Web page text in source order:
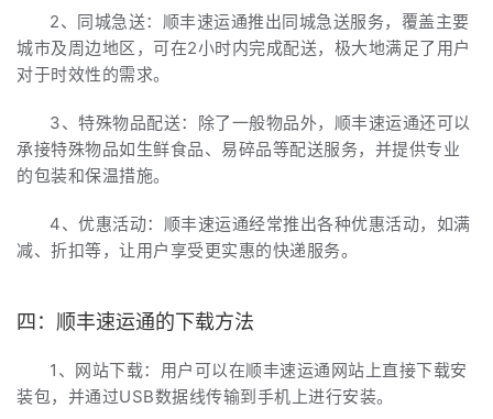
2、同城急送：顺丰速运通推出同城急送服务，覆盖主要
城市及周边地区，可在2小时内完成配送，极大地满足了用户
对于时效性的需求。
3、特殊物品配送：除了一般物品外，顺丰速运通还可以
承接特殊物品如生鲜食品、易碎品等配送服务，并提供专业
的包装和保温措施。
4、优惠活动：顺丰速运通经常推出各种优惠活动，如满
减、折扣等，让用户享受更实惠的快递服务。
四：顺丰速运通的下载方法
1、网站下载：用户可以在顺丰速运通网站上直接下载安
装包，并通过USB数据线传输到手机上进行安装。